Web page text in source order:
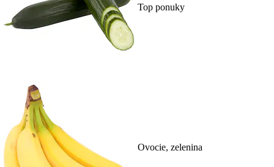
Top ponuky
Ovocie, zelenina